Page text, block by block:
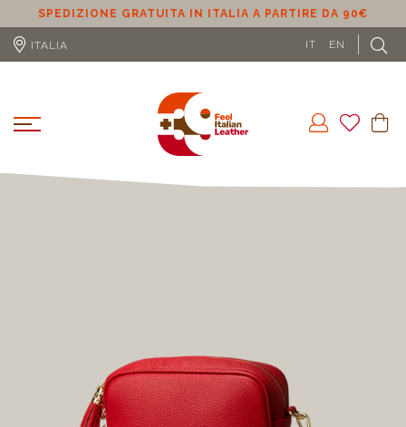
SPEDIZIONE GRATUITA IN ITALIA A PARTIRE DA 90€
ITALIA IT EN